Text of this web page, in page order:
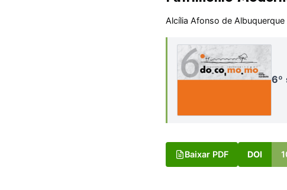
Alcília Afonso de Albuquerque
6º
Baixar PDF DOI